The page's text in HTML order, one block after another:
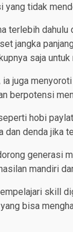
yang tidak
terlebih
jangka
saja untuk
juga
berpotensi
hobi
dan denda jika
generasi
mandiri
skill
bisa